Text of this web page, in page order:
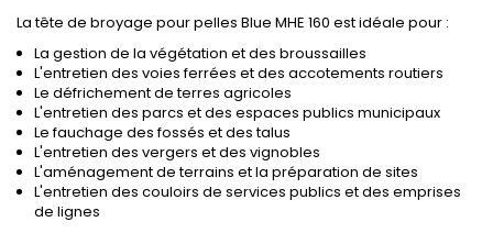
La tête de broyage pour pelles Blue MHE 160 est idéale pour :
La gestion de la végétation et des broussailles
L'entretien des voies ferrées et des accotements routiers
Le défrichement de terres agricoles
L'entretien des parcs et des espaces publics municipaux
Le fauchage des fossés et des talus
L'entretien des vergers et des vignobles
L'aménagement de terrains et la préparation de sites
L'entretien des couloirs de services publics et des emprises
de lignes